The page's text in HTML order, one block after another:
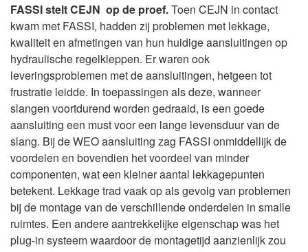
FASSI stelt CEJN op de proef.Toen CEJN in contact
kwam met FASSI, hadden zij problemen met lekkage,
kwaliteit en afmetingen van hun huidige aansluitingen op
hydraulische regelkleppen. Er waren ook
leveringsproblemen met de aansluitingen, hetgeen tot
frustratie leidde. In toepassingen als deze, wanneer
slangen voortdurend worden gedraaid, is een goede
aansluiting een must voor een lange levensduur van de
slang. Bij de WEO aansluiting zag FASSI onmiddellijk de
voordelen en bovendien het voordeel van minder
componenten, wat een kleiner aantal lekkagepunten
betekent. Lekkage trad vaak op als gevolg van problemen
bij de montage van de verschillende onderdelen in smalle
ruimtes. Een andere aantrekkelijke eigenschap was het
plug-in systeem waardoor de montagetijd aanzienlijk zou